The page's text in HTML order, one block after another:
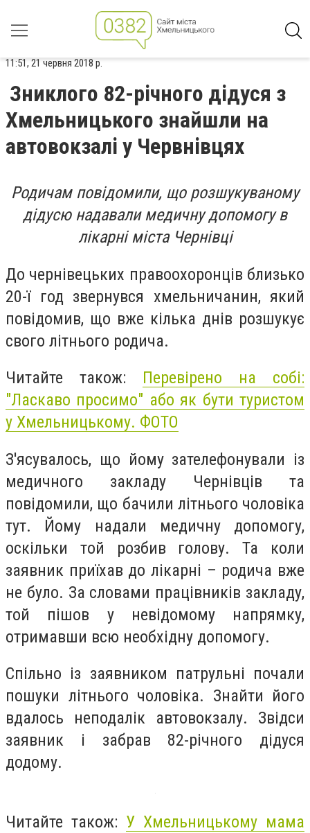
11:51, 21 червня 2018 р.
Зниклого 82-річного дідуся з
Хмельницького знайшли на
автовокзалі у Червнівцях
Родичам повідомили, що розшукуваному
дідусю надавали медичну допомогу в
лікарні міста Чернівці
До чернівецьких правоохоронців близько
20-ї год звернувся хмельничанин, який
повідомив, що вже кілька днів розшукує
свого літнього родича.
Читайте також: Перевірено на собі:
"Ласкаво просимо" або як бути туристом
у Хмельницькому. ФОТО
З'ясувалось, що йому зателефонували із
медичного закладу Чернівців та
повідомили, що бачили літнього чоловіка
тут. Йому надали медичну допомогу,
оскільки той розбив голову. Та коли
заявник приїхав до лікарні – родича вже
не було. За словами працівників закладу,
той пішов у невідомому напрямку,
отримавши всю необхідну допомогу.
Спільно із заявником патрульні почали
пошуки літнього чоловіка. Знайти його
вдалось неподалік автовокзалу. Звідси
заявник і забрав 82-річного дідуся
додому.
Читайте також: У Хмельницькому мама